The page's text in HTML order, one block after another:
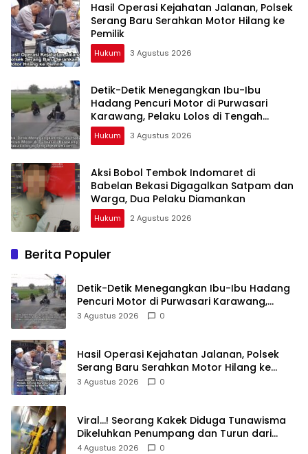
Hasil Operasi Kejahatan Jalanan, Polsek
Serang Baru Serahkan Motor Hilang ke
Pemilik
Hukum 3 Agustus 2026
Detik-Detik Menegangkan Ibu-Ibu
Hadang Pencuri Motor di Purwasari
Karawang, Pelaku Lolos di Tengah
Keramaian!
Hukum 3 Agustus 2026
Aksi Bobol Tembok Indomaret di
Babelan Bekasi Digagalkan Satpam dan
Warga, Dua Pelaku Diamankan
Hukum 2 Agustus 2026
Berita Populer
Detik-Detik Menegangkan Ibu-Ibu Hadang
Pencuri Motor di Purwasari Karawang,
Pelaku Lolos di Tengah Keramaian!
3 Agustus 2026 0
Hasil Operasi Kejahatan Jalanan, Polsek
Serang Baru Serahkan Motor Hilang ke
Pemilik
3 Agustus 2026 0
Viral…! Seorang Kakek Diduga Tunawisma
Dikeluhkan Penumpang dan Turun dari
TransJakarta Karena Bau Badan
4 Agustus 2026 0